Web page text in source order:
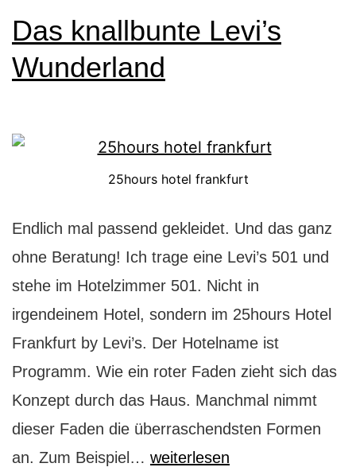
Das knallbunte Levi’s
Wunderland
25hours hotel frankfurt
Endlich mal passend gekleidet. Und das ganz
ohne Beratung! Ich trage eine Levi’s 501 und
stehe im Hotelzimmer 501. Nicht in
irgendeinem Hotel, sondern im 25hours Hotel
Frankfurt by Levi’s. Der Hotelname ist
Programm. Wie ein roter Faden zieht sich das
Konzept durch das Haus. Manchmal nimmt
dieser Faden die überraschendsten Formen
an. Zum Beispiel… Das
weiterlesen